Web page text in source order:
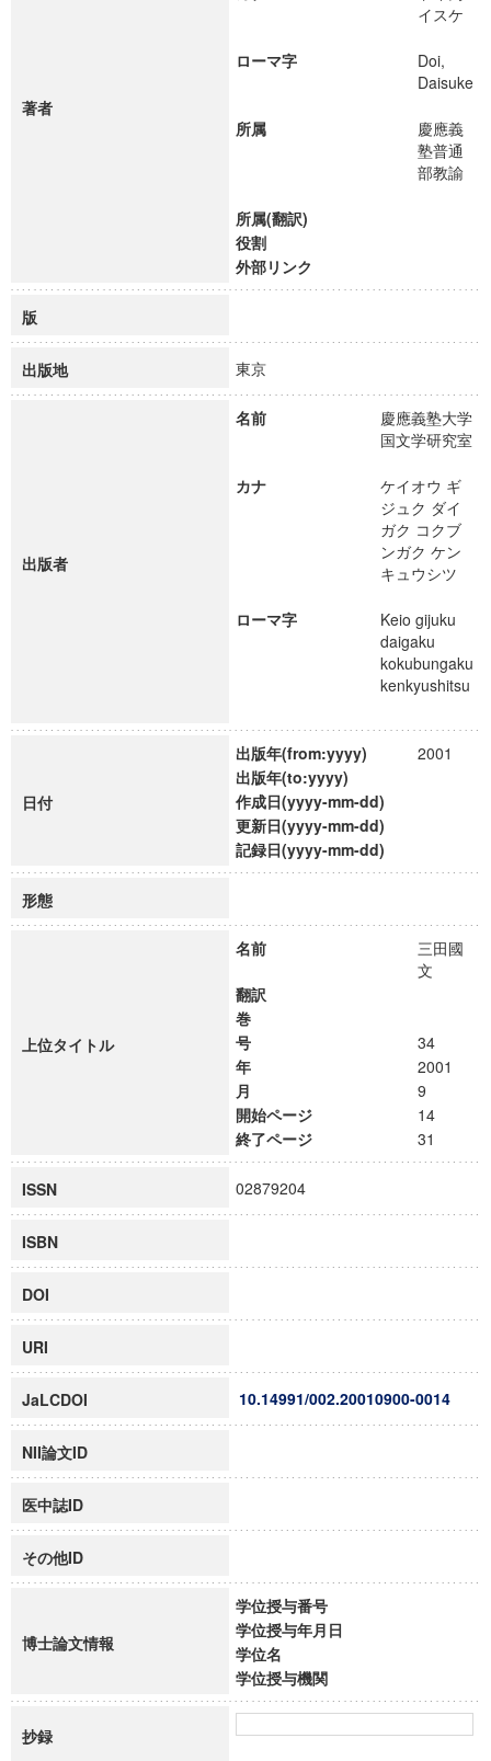
著者
イスケ
ローマ字
Doi,
Daisuke
所属
慶應義
塾普通
部教諭
所属(翻訳)
役割
外部リンク
版
出版地 東京
出版者
名前
慶應義塾大学
国文学研究室
カナ
ケイオウ ギ
ジュク ダイ
ガク コクブ
ンガク ケン
キュウシツ
ローマ字
Keio gijuku
daigaku
kokubungaku
kenkyushitsu
日付
出版年(from:yyyy)
2001
出版年(to:yyyy)
作成日(yyyy-mm-dd)
更新日(yyyy-mm-dd)
記録日(yyyy-mm-dd)
形態
上位タイトル
名前
三田國
文
翻訳
巻
号
34
年
2001
月
9
開始ページ
14
終了ページ
31
ISSN 02879204
ISBN
DOI
URI
JaLCDOI 10.14991/002.20010900-0014
NII論文ID
医中誌ID
その他ID
博士論文情報
学位授与番号
学位授与年月日
学位名
学位授与機関
抄録